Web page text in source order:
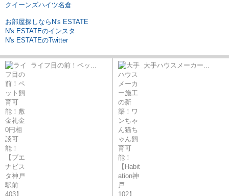
クイーンズハイツ名倉
お部屋探しならN's ESTATE
N's ESTATEのインスタ
N's ESTATEのTwitter
ライフ目の前！ペッ... 大手ハウスメーカー...